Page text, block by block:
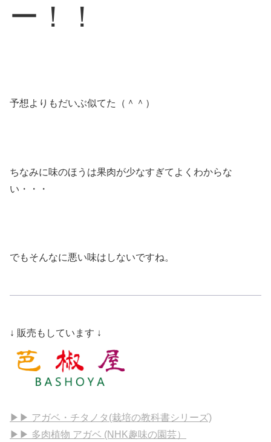
ー！！
予想よりもだいぶ似てた（＾＾）
ちなみに味のほうは果肉が少なすぎてよくわからな
い・・・
でもそんなに悪い味はしないですね。
↓ 販売もしています ↓
▶▶ アガベ・チタノタ(栽培の教科書シリーズ)
▶▶ 多肉植物 アガベ (NHK趣味の園芸）